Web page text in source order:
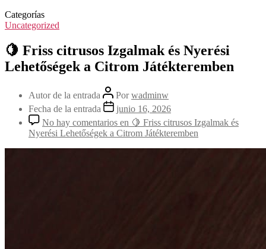
Categorías
Uncategorized
🍋 Friss citrusos Izgalmak és Nyerési
Lehetőségek a Citrom Játékteremben
Autor de la entrada Porwadminw
Fecha de la entrada
junio 16, 2026
No hay comentarios en 🍋 Friss citrusos Izgalmak és
Nyerési Lehetőségek a Citrom Játékteremben